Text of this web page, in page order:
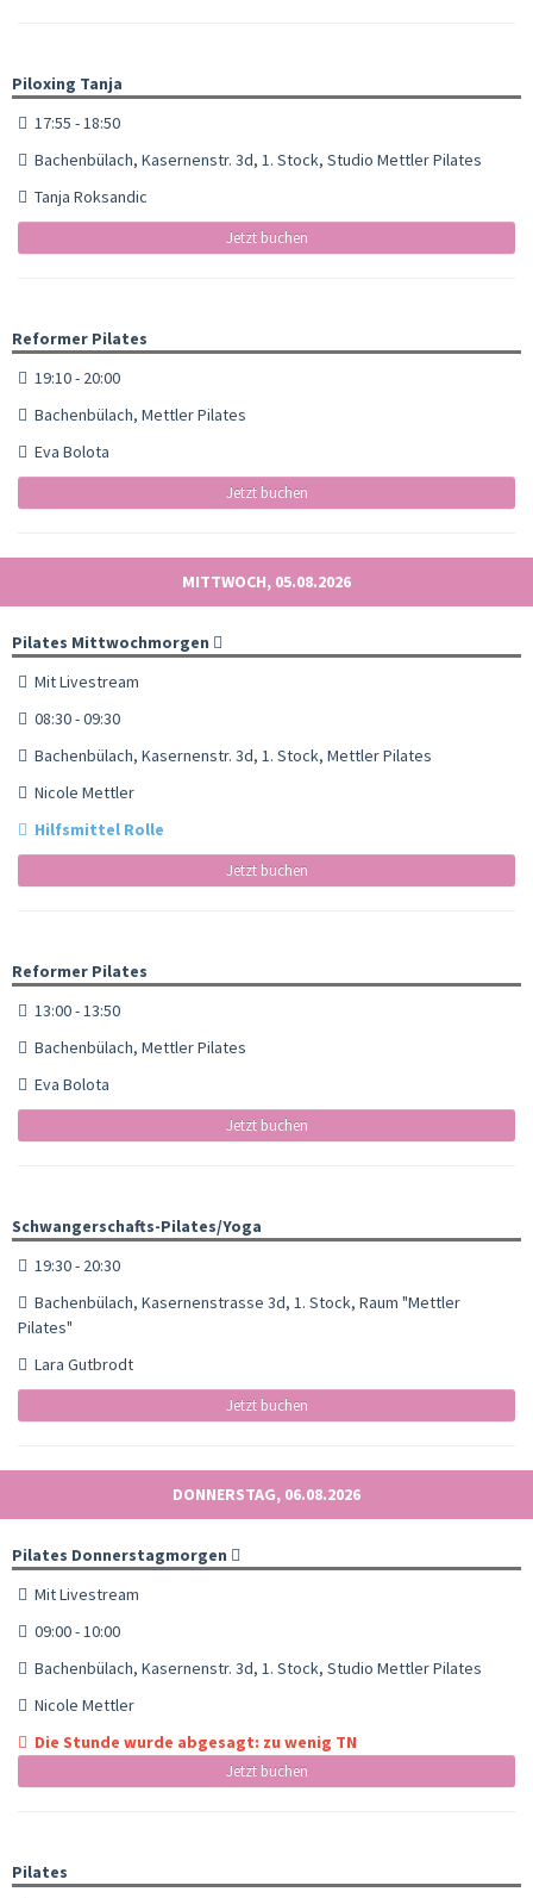
Piloxing Tanja
17:55 - 18:50
Bachenbülach, Kasernenstr. 3d, 1. Stock, Studio Mettler Pilates
Tanja Roksandic
Jetzt buchen
Reformer Pilates
19:10 - 20:00
Bachenbülach, Mettler Pilates
Eva Bolota
Jetzt buchen
MITTWOCH, 05.08.2026
Pilates Mittwochmorgen
Mit Livestream
08:30 - 09:30
Bachenbülach, Kasernenstr. 3d, 1. Stock, Mettler Pilates
Nicole Mettler
Hilfsmittel Rolle
Jetzt buchen
Reformer Pilates
13:00 - 13:50
Bachenbülach, Mettler Pilates
Eva Bolota
Jetzt buchen
Schwangerschafts-Pilates/Yoga
19:30 - 20:30
Bachenbülach, Kasernenstrasse 3d, 1. Stock, Raum "Mettler
Pilates"
Lara Gutbrodt
Jetzt buchen
DONNERSTAG, 06.08.2026
Pilates Donnerstagmorgen
Mit Livestream
09:00 - 10:00
Bachenbülach, Kasernenstr. 3d, 1. Stock, Studio Mettler Pilates
Nicole Mettler
Die Stunde wurde abgesagt: zu wenig TN
Jetzt buchen
Pilates